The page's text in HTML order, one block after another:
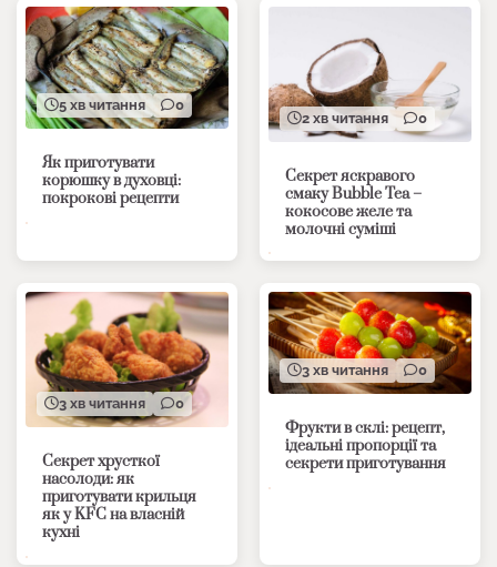
5 хв читання 0
Як приготувати
корюшку в духовці:
покрокові рецепти
2 хв читання 0
Секрет яскравого
смаку Bubble Tea –
кокосове желе та
молочні суміші
3 хв читання 0
Секрет хрусткої
насолоди: як
приготувати крильця
як у KFC на власній
кухні
3 хв читання 0
Фрукти в склі: рецепт,
ідеальні пропорції та
секрети приготування